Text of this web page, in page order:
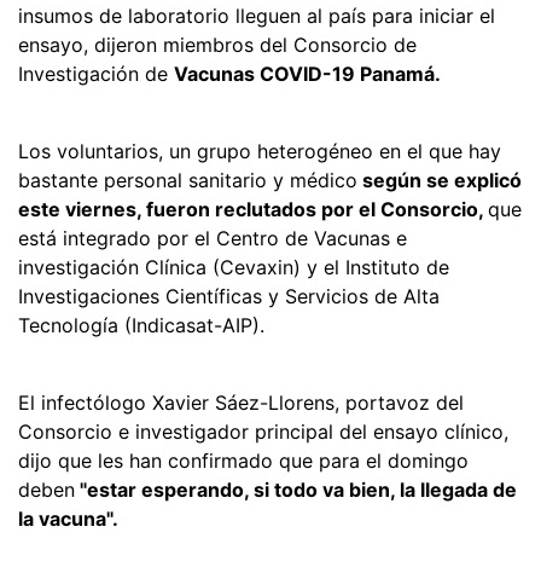
insumos de laboratorio lleguen al país para iniciar el
ensayo, dijeron miembros del Consorcio de
Investigación de Vacunas COVID-19 Panamá.
Los voluntarios, un grupo heterogéneo en el que hay
bastante personal sanitario y médico según se explicó
este viernes, fueron reclutados por el Consorcio, que
está integrado por el Centro de Vacunas e
investigación Clínica (Cevaxin) y el Instituto de
Investigaciones Científicas y Servicios de Alta
Tecnología (Indicasat-AIP).
El infectólogo Xavier Sáez-Llorens, portavoz del
Consorcio e investigador principal del ensayo clínico,
dijo que les han confirmado que para el domingo
deben "estar esperando, si todo va bien, la llegada de
la vacuna".